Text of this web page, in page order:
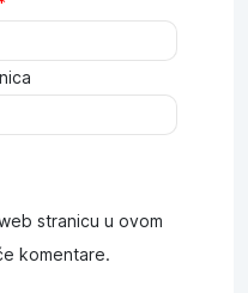
stranicu u ovom
komentare.